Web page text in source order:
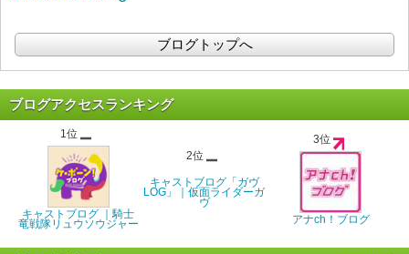
ブログトップへ
ブログアクセスランキング
1位
キャストブログ ｜騎士
竜戦隊リュウソウジャー
2位
キャストブログ「ガヴ
LOG」｜仮面ライダーガ
ヴ
3位
アナch！ブログ